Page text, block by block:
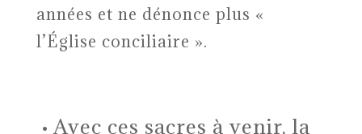
années et ne dénonce plus «
l’Église conciliaire ».
• Avec ces sacres à venir, la